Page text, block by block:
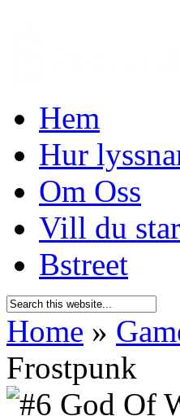
Hem
Hur
Om Oss
Vill du
Bstreet
Home »
Frostpunk